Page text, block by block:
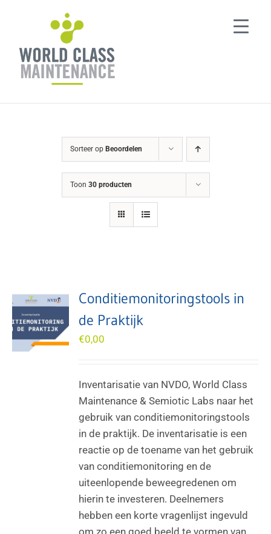
Sorteer op Beoordelen
Toon 30 producten
Conditiemonitoringstools in
de Praktijk
€0,00
Inventarisatie van NVDO, World Class
Maintenance & Semiotic Labs naar het
gebruik van conditiemonitoringstools
in de praktijk. De inventarisatie is een
reactie op de toename van het gebruik
van conditiemonitoring en de
uiteenlopende beweegredenen om
hierin te investeren. Deelnemers
hebben een korte vragenlijst ingevuld
om zo een goed beeld te vormen van